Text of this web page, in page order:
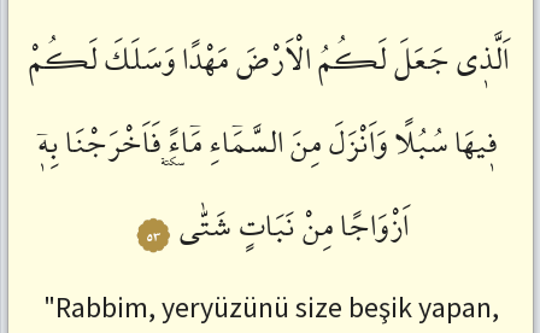
ctrl+SağOk
Önceki
:
ctrl+SolOk
اَلَّذٖىجَعَلَلَكُمُالْاَرْضَمَهْدًاوَسَلَكَلَكُمْ
فٖيهَاسُبُلًاوَاَنْزَلَمِنَالسَّمَٓاءِمَٓاءًۜفَاَخْرَجْنَابِهٖٓ
اَزْوَاجًامِنْنَبَاتٍشَتّٰى ٥٣
"Rabbim, yeryüzünü size beşik yapan,